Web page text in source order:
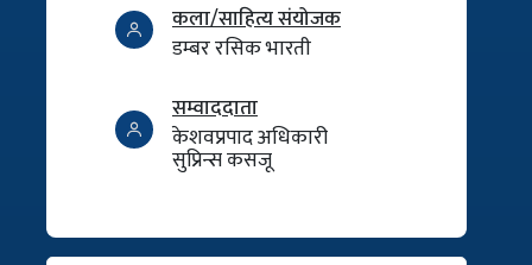
कला/साहित्य संयोजक
डम्बर रसिक भारती
सम्वाददाता
केशवप्रपाद अधिकारी
सुप्रिन्स कसजू